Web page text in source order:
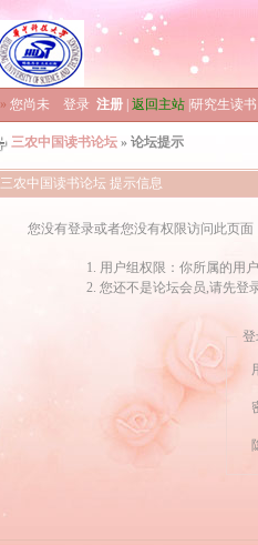
» 您尚未 登录 注册 返回主站 研究生读书
三农中国读书论坛 » 论坛提示
三农中国读书论坛 提示信息
您没有登录或者您没有权限访问此页
用户组权限：你所属的用
您还不是论坛会员,请先登